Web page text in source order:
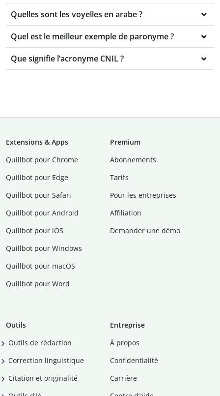
Quelles sont les voyelles en arabe ?
Quel est le meilleur exemple de paronyme ?
Que signifie l’acronyme CNIL ?
Extensions & Apps
Quillbot pour Chrome
Quillbot pour Edge
Quillbot pour Safari
Quillbot pour Android
Quillbot pour iOS
Quillbot pour Windows
Quillbot pour macOS
Quillbot pour Word
Premium
Abonnements
Tarifs
Pour les entreprises
Affiliation
Demander une démo
Outils
Outils de rédaction
Correction linguistique
Citation et originalité
Entreprise
À propos
Confidentialité
Carrière